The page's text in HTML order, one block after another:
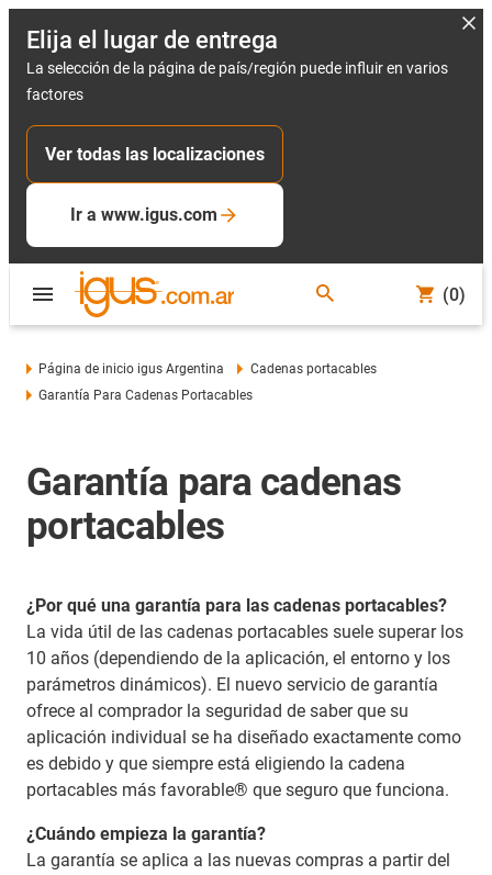
Elija el lugar de entrega
La selección de la página de país/región puede influir en varios
factores
Ver todas las localizaciones
Ir a www.igus.com
(0)
Página de inicio igus Argentina
Cadenas portacables
Garantía Para Cadenas Portacables
Garantía para cadenas
portacables
¿Por qué una garantía para las cadenas portacables?
La vida útil de las cadenas portacables suele superar los
10 años (dependiendo de la aplicación, el entorno y los
parámetros dinámicos). El nuevo servicio de garantía
ofrece al comprador la seguridad de saber que su
aplicación individual se ha diseñado exactamente como
es debido y que siempre está eligiendo la cadena
portacables más favorable® que seguro que funciona.
¿Cuándo empieza la garantía?
La garantía se aplica a las nuevas compras a partir del